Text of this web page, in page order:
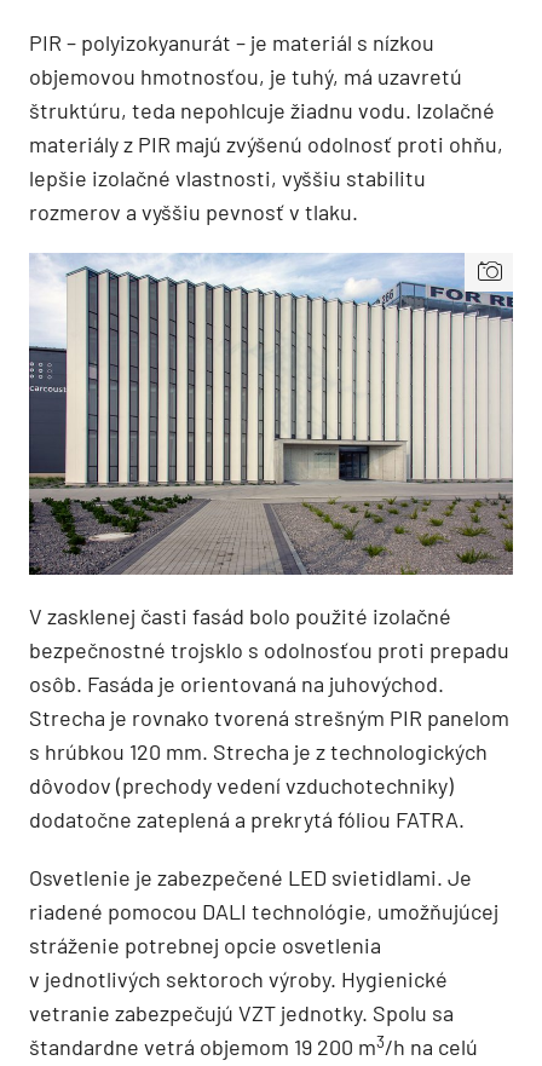
PIR – polyizokyanurát – je materiál s nízkou
objemovou hmotnosťou, je tuhý, má uzavretú
štruktúru, teda nepohlcuje žiadnu vodu. Izolačné
materiály z PIR majú zvýšenú odolnosť proti ohňu,
lepšie izolačné vlastnosti, vyššiu stabilitu
rozmerov a vyššiu pevnosť v tlaku.
V zasklenej časti fasád bolo použité izolačné
bezpečnostné trojsklo s odolnosťou proti prepadu
osôb. Fasáda je orientovaná na juhovýchod.
Strecha je rovnako tvorená strešným PIR panelom
s hrúbkou 120 mm. Strecha je z technologických
dôvodov (prechody vedení vzduchotechniky)
dodatočne zateplená a prekrytá fóliou FATRA.
Osvetlenie je zabezpečené LED svietidlami. Je
riadené pomocou DALI technológie, umožňujúcej
stráženie potrebnej opcie osvetlenia
v jednotlivých sektoroch výroby. Hygienické
vetranie zabezpečujú VZT jednotky. Spolu sa
štandardne vetrá objemom 19 200 m3/h na celú